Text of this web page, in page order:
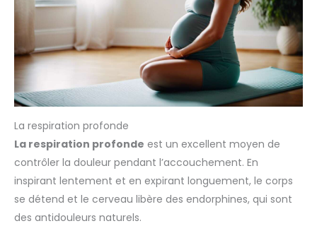
La respiration profonde
La respiration profonde est un excellent moyen de
contrôler la douleur pendant l’accouchement. En
inspirant lentement et en expirant longuement, le corps
se détend et le cerveau libère des endorphines, qui sont
des antidouleurs naturels.